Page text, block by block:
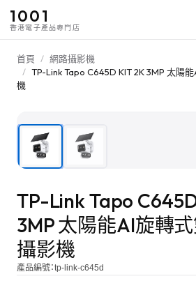
1001
香港電子產品專門店
首頁 / 網路攝影機
/ TP-Link Tapo C645D KIT 2K 3MP 太陽
機
TP-Link Tapo
3MP 太陽能AI旋轉
攝影機
產品編號：tp-link-c645d